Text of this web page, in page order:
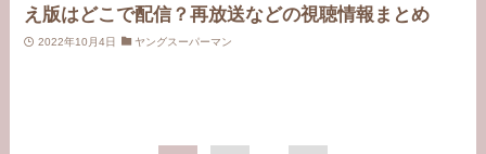
え版はどこで配信？再放送などの視聴情報まとめ
2022年10月4日 ヤングスーパーマン